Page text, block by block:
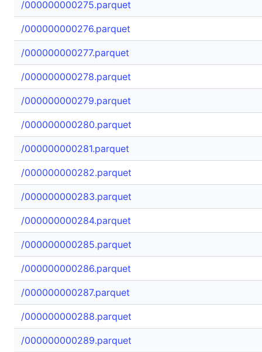
/000000000275.parquet
/000000000276.parquet
/000000000277.parquet
/000000000278.parquet
/000000000279.parquet
/000000000280.parquet
/000000000281.parquet
/000000000282.parquet
/000000000283.parquet
/000000000284.parquet
/000000000285.parquet
/000000000286.parquet
/000000000287.parquet
/000000000288.parquet
/000000000289.parquet